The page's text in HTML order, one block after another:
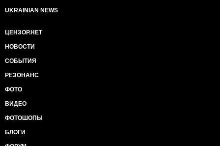
UKRAINIAN NEWS
ЦЕНЗОР.НЕТ
НОВОСТИ
СОБЫТИЯ
РЕЗОНАНС
ФОТО
ВИДЕО
ФОТОШОПЫ
БЛОГИ